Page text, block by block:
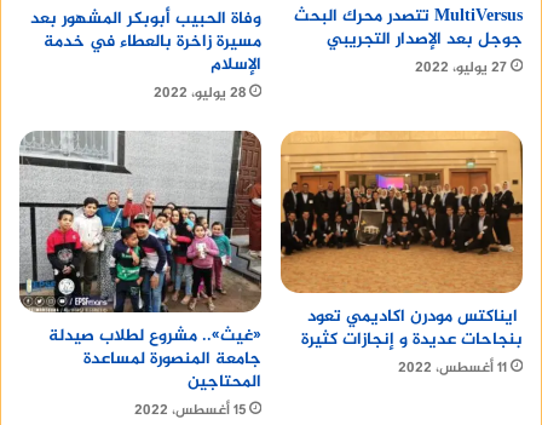
MultiVersus تتصدر محرك البحث
جوجل بعد الإصدار التجريبي
27 يوليو، 2022
وفاة الحبيب أبوبكر المشهور بعد
مسيرة زاخرة بالعطاء في خدمة
الإسلام
28 يوليو، 2022
ايناكتس مودرن اكاديمي تعود
بنجاحات عديدة و إنجازات كثيرة
11 أغسطس، 2022
«غيث».. مشروع لطلاب صيدلة
جامعة المنصورة لمساعدة
المحتاجين
15 أغسطس، 2022